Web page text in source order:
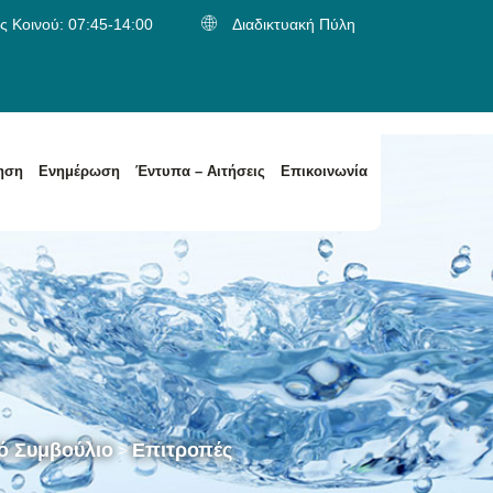
Κοινού: 07:45-14:00 Διαδικτυακή Πύλη
Ενημέρωση Έντυπα – Αιτήσεις Επικοινωνία
Συμβούλιο >Επιτροπές